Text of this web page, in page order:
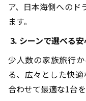
ア、日本海側へのド
ます。
3. シーンで選べる
少人数の家族旅行
る、広々とした快
合わせて最適な1台